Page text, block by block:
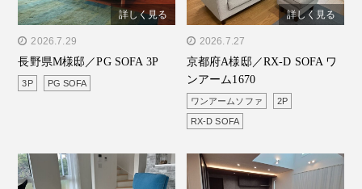
" alt="長野県M様邸／PG
SOFA 3P"/>
詳しく見る
2026.7.29
長野県M様邸／PG SOFA 3P
3P PG SOFA
" alt="京都府A様邸／RX-D
SOFA ワンアーム1670"/>
詳しく見る
2026.7.27
京都府A様邸／RX-D SOFA ワ
ンアーム1670
ワンアームソファ 2P
RX-D SOFA